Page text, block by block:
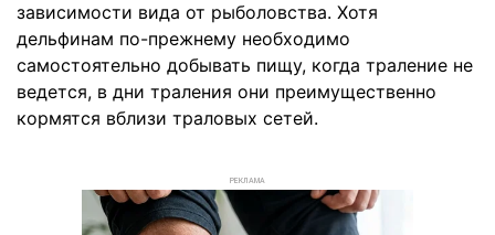
зависимости вида от рыболовства. Хотя
дельфинам по-прежнему необходимо
самостоятельно добывать пищу, когда траление не
ведется, в дни траления они преимущественно
кормятся вблизи траловых сетей.
РЕКЛАМА